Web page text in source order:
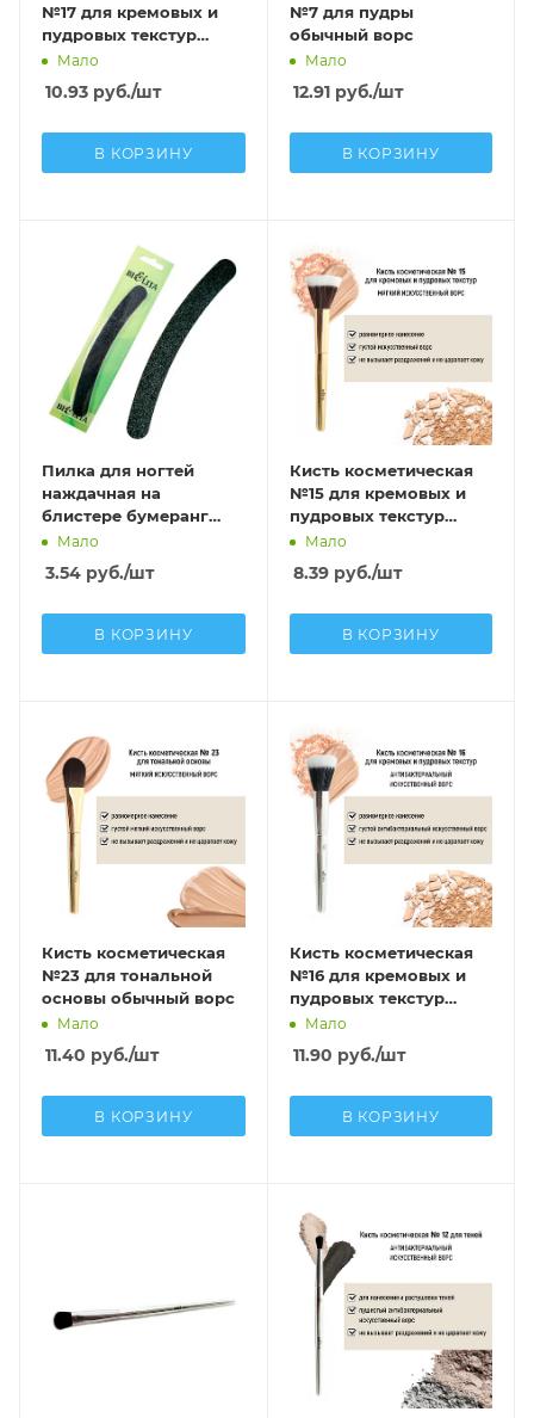
№17 для кремовых и
пудровых текстур
обычный ворс
Мало
10.93 руб./шт
В КОРЗИНУ
№7 для пудры
обычный ворс
Мало
12.91руб./шт
В КОРЗИНУ
Пилка для ногтей
наждачная на
блистере бумеранг
черная
Мало
3.54 руб./шт
В КОРЗИНУ
Кисть косметическая
№15 для кремовых и
пудровых текстур
обычный ворс
Мало
8.39руб./шт
В КОРЗИНУ
Кисть косметическая
№23 для тональной
основы обычный ворс
Мало
11.40 руб./шт
В КОРЗИНУ
Кисть косметическая
№16 для кремовых и
пудровых текстур
антибактериальный
Мало
11.90 руб./шт
В КОРЗИНУ